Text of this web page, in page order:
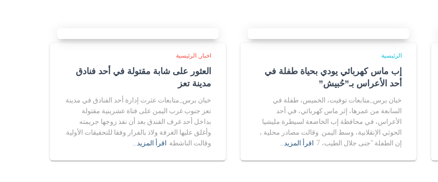
الرئيسية
إب ماس كهربائي يودي بحياة طفلة في
أحد الأعراس بـ”حُبيش”
خبان برس_متابعات توفيت، الخميس، طفلة في
السابعة من عمرها، إثر ماس كهربائي، في أحد
الأعراس، في محافظة إب الخاضعة لسيطرة مليشيا
الحوثي الإنقلابية، وسط اليمن. وقالت مصادر محلية ،
إن الطفلة “جنى جلال الطيب، 7
اقرأ المزيد…
اخبار الرئيسية
العثور على شابة مقتولة في أحد فنادق
مدينة تعز
خبان برس_متابعات عثرت إدارة أحد الفنادق في مدينة
تعز جنوب غرب اليمن على فتاة عشرينية مقتولة
بداخل أحد غرف الفندق بعد أن نفذ زوجها جريمته
وأغلق عليها الغرفة ولاذ بالفرار وفقا للتحقيقات الأولية.
وقالت الناشطة اقرأ المزيد…